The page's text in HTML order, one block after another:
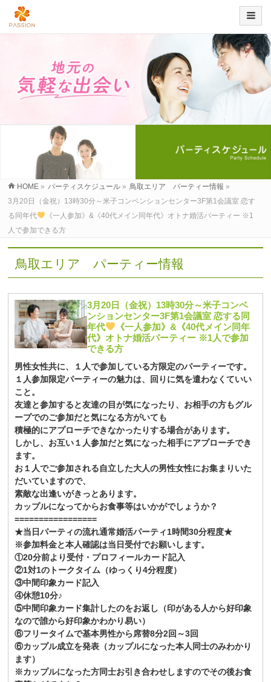
HOME » パーティスケジュール » 鳥取エリア パーティー情報 »
3月20日（金祝）13時30分～米子コンベンションセンター3F第1会議室 恋す
る同年代
《一人参加》&《40代メイン同年代》オトナ婚活パーティー ※1
人で参加できる方
鳥取エリア パーティー情報
3月20日（金祝）13時30分～米子コンベ
ンションセンター3F第1会議室 恋する同
年代
《一人参加》&《40代メイン同年
代》オトナ婚活パーティー ※1人で参加
できる方
男性女性共に、１人で参加している方限定のパーティーです。
１人参加限定パーティーの魅力は、回りに気を遣わなくていい
こと。
友達と参加すると友達の目が気になったり、お相手の方もグル
ープでのご参加だと気になる方がいても
積極的にアプローチできなかったりする場合があります。
しかし、お互い１人参加だと気になった相手にアプローチでき
ます。
お１人でご参加される自立した大人の男性女性にお集まりいた
だいていますので、
素敵な出逢いがきっとあります。
カップルになってからお食事等はいかがでしょうか？
=================
★当日パーティの流れ通常婚活パーティ1時間30分程度★
※参加料金と本人確認は当日受付でお願いします。
①20分前より受付・プロフィールカード記入
②1対1のトークタイム（ゆっくり4分程度）
③中間印象カード記入
④休憩10分♪
⑤中間印象カード集計したのをお返し（印がある人から好印象
なので誰から好印象かわかり易い）
⑥フリータイムで基本男性から席替8分2回～3回
⑥カップル成立を発表（カップルになった本人同士のみわかり
ます）
※カップルになった方同士お引き合わせしますのでその後お食